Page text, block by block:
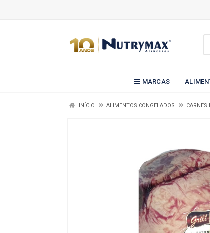
MARCAS
INÍCIO ALIMENTOS CONGELADOS CARNES